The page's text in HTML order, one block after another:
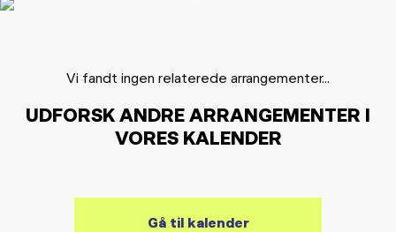
Vi fandt ingen relaterede arrangementer...
UDFORSK ANDRE ARRANGEMENTER I
VORES KALENDER
Gå til kalender